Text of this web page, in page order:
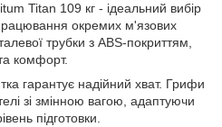
Titan 109 кг - ідеальний вибір
окремих м'язових
трубки з ABS-покриттям,
комфорт.
гарантує надійний хват. Грифи
зі змінною вагою, адаптуючи
підготовки.